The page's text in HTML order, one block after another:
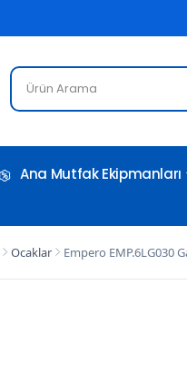
Ana Mutfak Ekipmanları
Ocaklar Empero EMP.6LG030